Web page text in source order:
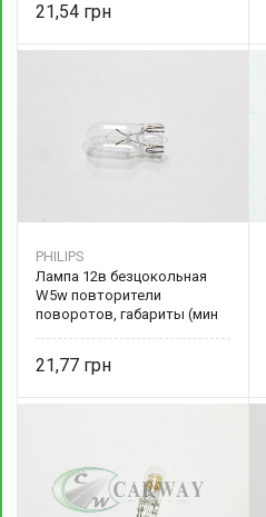
21,54
PHILIPS
Лампа 12в безцокольная
W5w повторители
поворотов, габариты (мин
21,77